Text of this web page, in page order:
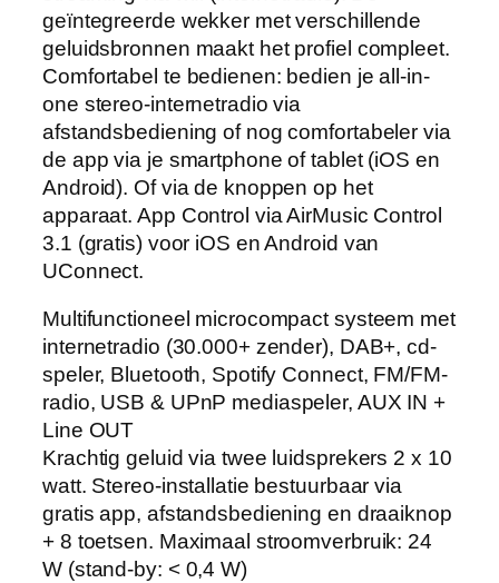
geïntegreerde wekker met verschillende
geluidsbronnen maakt het profiel compleet.
Comfortabel te bedienen: bedien je all-in-
one stereo-internetradio via
afstandsbediening of nog comfortabeler via
de app via je smartphone of tablet (iOS en
Android). Of via de knoppen op het
apparaat. App Control via AirMusic Control
3.1 (gratis) voor iOS en Android van
UConnect.
Multifunctioneel microcompact systeem met
internetradio (30.000+ zender), DAB+, cd-
speler, Bluetooth, Spotify Connect, FM/FM-
radio, USB & UPnP mediaspeler, AUX IN +
Line OUT
Krachtig geluid via twee luidsprekers 2 x 10
watt. Stereo-installatie bestuurbaar via
gratis app, afstandsbediening en draaiknop
+ 8 toetsen. Maximaal stroomverbruik: 24
W (stand-by: < 0,4 W)